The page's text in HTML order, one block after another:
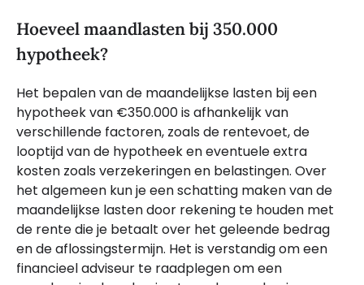
Hoeveel maandlasten bij 350.000
hypotheek?
Het bepalen van de maandelijkse lasten bij een
hypotheek van €350.000 is afhankelijk van
verschillende factoren, zoals de rentevoet, de
looptijd van de hypotheek en eventuele extra
kosten zoals verzekeringen en belastingen. Over
het algemeen kun je een schatting maken van de
maandelijkse lasten door rekening te houden met
de rente die je betaalt over het geleende bedrag
en de aflossingstermijn. Het is verstandig om een
financieel adviseur te raadplegen om een